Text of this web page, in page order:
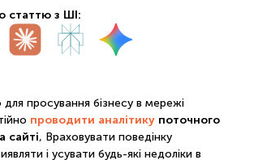
статтю з ШІ:
просування бізнесу в мережі
проводити аналітикупоточного
сайті, Враховувати поведінку
і усувати будь-які недоліки в